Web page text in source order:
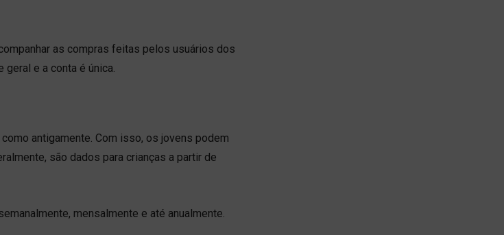
as compras feitas pelos usuários dos
e a conta é única.
antigamente. Com isso, os jovens podem
são dados para crianças a partir de
mensalmente e até anualmente.